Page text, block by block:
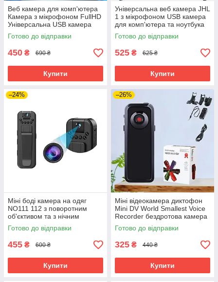
Веб камера для комп'ютера
Камера з мікрофоном FullHD
Універсальна USB камера
для комп'ютера та ноутбука
Готово до відправки
450 ₴ 690 ₴
Купити
Універсальна веб камера JHL
1 з мікрофоном USB камера
для комп'ютера та ноутбука
Готово до відправки
525 ₴ 625 ₴
Купити
–24%
Міні боді камера на одяг
NO111 112 з поворотним
об'єктивом та з нічним
баченням
Готово до відправки
455 ₴ 600 ₴
Купити
–26%
Міні відеокамера диктофон
Mini DV World Smallest Voice
Recorder бездротова камера
з датчиком звуку
Готово до відправки
325 ₴ 440 ₴
Купити